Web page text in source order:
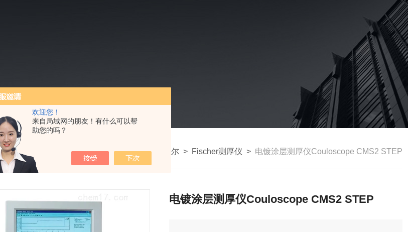
欢迎您！
来自局域网的朋友！有什么可以帮
助您的吗？
我的位置： 产品中心> 德国Fischer菲希尔 > Fischer测厚仪 > 电镀涂层测厚仪Couloscope CMS2 STEP
电镀涂层测厚仪Couloscope CMS2 STEP